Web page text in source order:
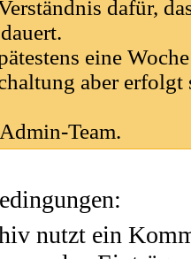
dafür,
eine
aber erfolgt
Team.
nutzt ein